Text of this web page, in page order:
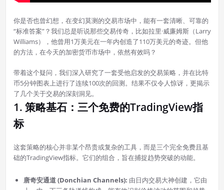
你是否也曾幻想，在变幻莫测的交易市场中，能有一套清晰、可靠的
“标准答案”？我们总是听说那些交易传奇，比如拉里·威廉姆斯（Larry
Williams），他曾用1万美元在一年内创造了110万美元的奇迹。但他
的方法，在今天的加密货币市场中，依然有效吗？
带着这个疑问，我们深入研究了一套受他启发的交易策略，并在比特
币5分钟图表上进行了连续100次的回测。结果不仅令人惊讶，更揭示
了几个关于交易的深刻洞见。
1. 策略基石：三个免费的TradingView指
标
这套策略的核心并非某个昂贵或复杂的工具，而是三个完全免费且基
础的TradingView指标。它们的组合，旨在捕捉趋势突破的动能。
唐奇安通道 (Donchian Channels): 由日内交易大神创建，它由